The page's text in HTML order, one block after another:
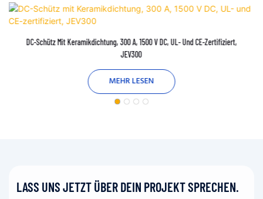
DC-Schütz Mit Keramikdichtung, 300 A, 1500 V DC, UL- Und CE-Zertifiziert,
JEV300
MEHR LESEN
LASS UNS JETZT ÜBER DEIN PROJEKT SPRECHEN.